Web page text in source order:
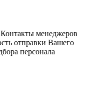
менеджеров
отправки Вашего
персонала